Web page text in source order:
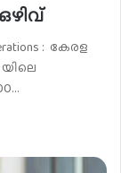
: കേരള